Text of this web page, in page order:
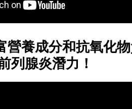
營養成分和抗氧化
列腺炎潛力！